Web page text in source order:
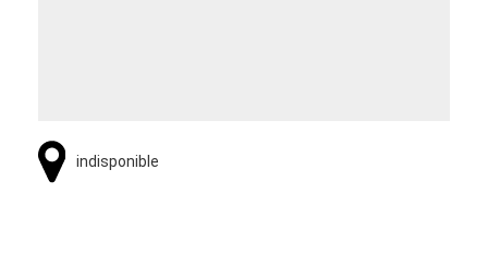
indisponible